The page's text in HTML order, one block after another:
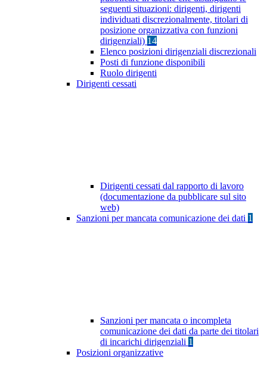
seguenti situazioni: dirigenti, dirigenti
individuati discrezionalmente, titolari di
posizione organizzativa con funzioni
dirigenziali) 14
Elenco posizioni dirigenziali discrezionali
Posti di funzione disponibili
Ruolo dirigenti
Dirigenti cessati
Dirigenti cessati dal rapporto di lavoro
(documentazione da pubblicare sul sito
web)
Sanzioni per mancata comunicazione dei dati 1
Sanzioni per mancata o incompleta
comunicazione dei dati da parte dei titolari
di incarichi dirigenziali 1
Posizioni organizzative